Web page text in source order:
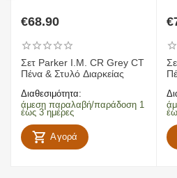
€68.90
Σετ Parker I.M. CR Grey CT
Πένα & Στυλό Διαρκείας
Διαθεσιμότητα:
άμεση παραλαβή/παράδοση 1
έως 3 ημέρες
Αγορά
€